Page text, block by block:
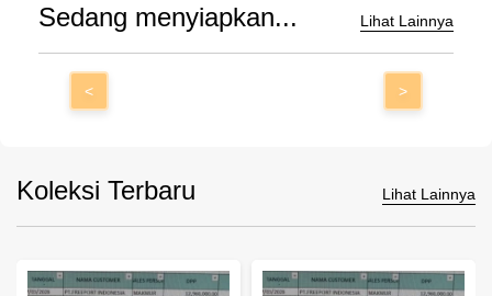
Sedang menyiapkan... Lihat Lainnya
< >
Koleksi Terbaru Lihat Lainnya